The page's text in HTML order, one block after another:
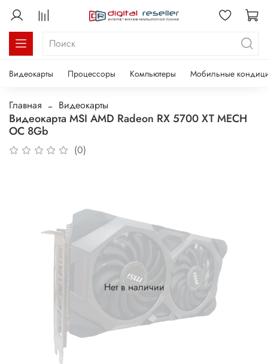
Видеокарты Процессоры Компьютеры Мобильные
Главная Видеокарты
Видеокарта MSI AMD Radeon RX 5700 XT MECH
OC 8Gb
(0)
Нет в наличии